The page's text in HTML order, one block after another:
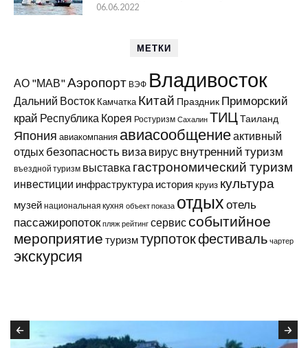
06.06.2022
МЕТКИ
АО "МАВ"Аэропорт ВЭФ Владивосток
Дальний Восток Камчатка Китай Праздник Приморский
край Республика Корея Ростуризм Сахалин ТИЦТаиланд
Япония авиакомпания авиасообщениеактивный
отдых безопасность виза вирус внутренний туризм
въездной туризм выставка гастрономический туризм
инвестиции инфраструктура история круиз культура
музей национальная кухня объект показа отдыхотель
пассажиропоток пляж рейтинг сервис событийное
мероприятие туризмтурпотокфестиваль чартер
экскурсия